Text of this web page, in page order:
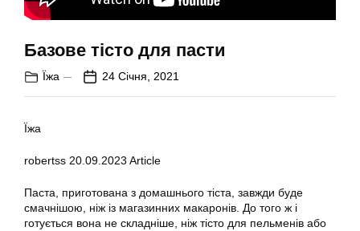
Базове тісто для пасти
Їжа 24 Січня, 2021
Їжа
robertss 20.09.2023 Article
Паста, приготована з домашнього тіста, завжди буде
смачнішою, ніж із магазинних макаронів. До того ж і
готується вона не складніше, ніж тісто для пельменів або